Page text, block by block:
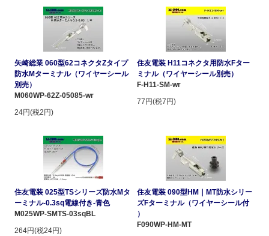
矢崎総業 060型62コネクタZタイプ
防水Mターミナル（ワイヤーシール
別売）
M060WP-62Z-05085-wr
24円(税2円)
住友電装 H11コネクタ用防水Fター
ミナル（ワイヤーシール別売）
F-H11-SM-wr
77円(税7円)
住友電装 025型TSシリーズ防水Mタ
ーミナル-0.3sq電線付き-青色
M025WP-SMTS-03sqBL
264円(税24円)
住友電装 090型HM｜MT防水シリー
ズFターミナル（ワイヤーシール付
）
F090WP-HM-MT